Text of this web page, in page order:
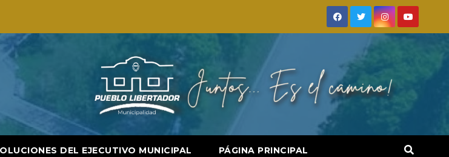
DEL EJECUTIVO MUNICIPAL PÁGINA PRINCIPAL